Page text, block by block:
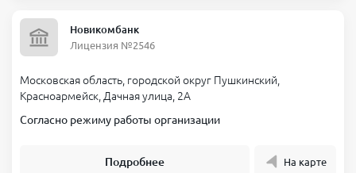
Новикомбанк
Лицензия №2546
Московская область, городской округ Пушкинский,
Красноармейск, Дачная улица, 2А
Согласно режиму работы организации
Подробнее На карте